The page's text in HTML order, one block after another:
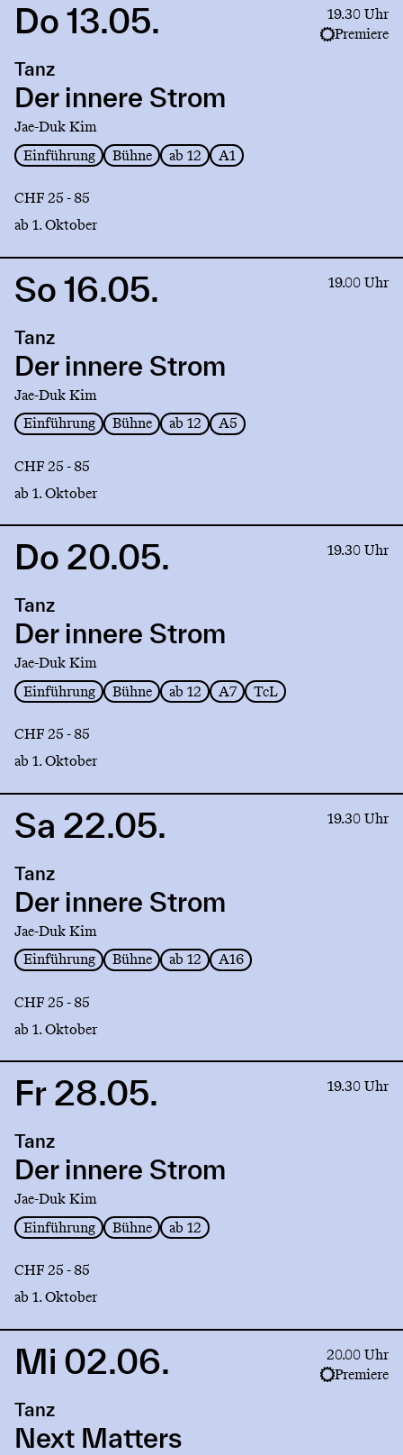
Link
Der
innere
Strom
Do 13.05.
19.30 Uhr
Premiere
Tanz
Der innere Strom
Jae-Duk Kim
Einführung
Bühne ab 12 A1
CHF 25 - 85
ab 1. Oktober
Link
Der
innere
Strom
So 16.05. 19.00 Uhr
Tanz
Der innere Strom
Jae-Duk Kim
Einführung
Bühne ab 12 A5
CHF 25 - 85
ab 1. Oktober
Link
Der
innere
Strom
Do 20.05. 19.30 Uhr
Tanz
Der innere Strom
Jae-Duk Kim
Einführung
Bühne ab 12 A7 TcL
CHF 25 - 85
ab 1. Oktober
Link
Der
innere
Strom
Sa 22.05. 19.30 Uhr
Tanz
Der innere Strom
Jae-Duk Kim
Einführung
Bühne ab 12 A16
CHF 25 - 85
ab 1. Oktober
Link
Der
innere
Strom
Fr 28.05. 19.30 Uhr
Tanz
Der innere Strom
Jae-Duk Kim
Einführung
Bühne ab 12
CHF 25 - 85
ab 1. Oktober
Link
Next
Matters
Mi 02.06.
20.00 Uhr
Premiere
Tanz
Next Matters